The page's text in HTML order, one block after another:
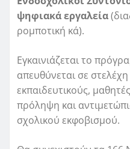
ψηφιακά εργαλεία
ρομποτική κά).
Εγκαινιάζεται το
απευθύνεται σε
εκπαιδευτικούς,
πρόληψη και
σχολικού εκφοβισμού.